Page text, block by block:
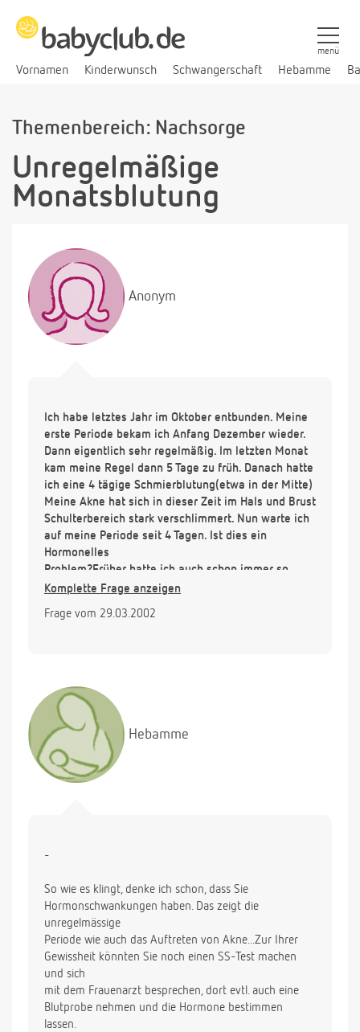
Vornamen Kinderwunsch Schwangerschaft Hebamme
menü
Themenbereich: Nachsorge
Unregelmäßige
Monatsblutung
Anonym
Ich habe letztes Jahr im Oktober entbunden. Meine
erste Periode bekam ich Anfang Dezember wieder.
Dann eigentlich sehr regelmäßig. Im letzten Monat
kam meine Regel dann 5 Tage zu früh. Danach hatte
ich eine 4 tägige Schmierblutung(etwa in der Mitte)
Meine Akne hat sich in dieser Zeit im Hals und Brust
Schulterbereich stark verschlimmert. Nun warte ich
auf meine Periode seit 4 Tagen. Ist dies ein
Hormonelles
Problem?Früher hatte ich auch schon immer so
Schwankungen aber so lange habe ich noch nie
Komplette Frage anzeigen
Frage vom 29.03.2002
Hebamme
-
So wie es klingt, denke ich schon, dass Sie
Hormonschwankungen haben. Das zeigt die
unregelmässige
Periode wie auch das Auftreten von Akne...Zur Ihrer
Gewissheit könnten Sie noch einen SS-Test machen
und sich
mit dem Frauenarzt besprechen, dort evtl. auch eine
Blutprobe nehmen und die Hormone bestimmen
lassen.